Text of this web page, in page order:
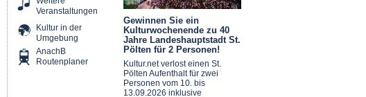
Veranstaltungen
Kultur in der
Umgebung
AnachB
Routenplaner
Gewinnen Sie ein
Kulturwochenende zu 40
Jahre Landeshauptstadt St.
Pölten für 2 Personen!
Kultur.net verlost einen St.
Pölten Aufenthalt für zwei
Personen vom 10. bis
13.09.2026 inklusive